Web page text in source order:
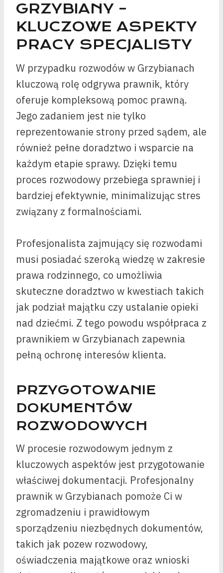
GRZYBIANY –
KLUCZOWE ASPEKTY
PRACY SPECJALISTY
W przypadku rozwodów w Grzybianach
kluczową rolę odgrywa prawnik, który
oferuje kompleksową pomoc prawną.
Jego zadaniem jest nie tylko
reprezentowanie strony przed sądem, ale
również pełne doradztwo i wsparcie na
każdym etapie sprawy. Dzięki temu
proces rozwodowy przebiega sprawniej i
bardziej efektywnie, minimalizując stres
związany z formalnościami.
Profesjonalista zajmujący się rozwodami
musi posiadać szeroką wiedzę w zakresie
prawa rodzinnego, co umożliwia
skuteczne doradztwo w kwestiach takich
jak podział majątku czy ustalanie opieki
nad dziećmi. Z tego powodu współpraca z
prawnikiem w Grzybianach zapewnia
pełną ochronę interesów klienta.
PRZYGOTOWANIE
DOKUMENTÓW
ROZWODOWYCH
W procesie rozwodowym jednym z
kluczowych aspektów jest przygotowanie
właściwej dokumentacji. Profesjonalny
prawnik w Grzybianach pomoże Ci w
zgromadzeniu i prawidłowym
sporządzeniu niezbędnych dokumentów,
takich jak pozew rozwodowy,
oświadczenia majątkowe oraz wnioski